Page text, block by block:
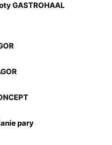
GASTROHAAL
pary